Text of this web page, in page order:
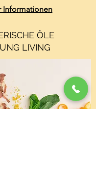
Informationen
ÖLE
LIVING